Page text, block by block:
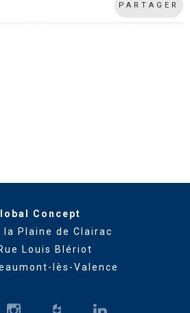
PARTAGER
Concept
la Plaine de Clairac
Louis Blériot
lès-Valence